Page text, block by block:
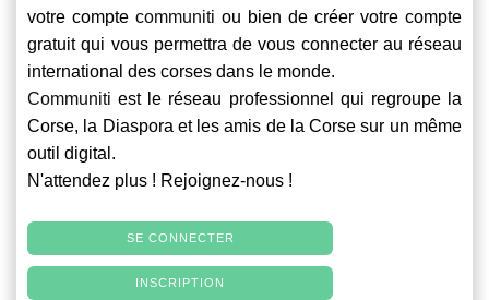
votre compte communiti ou bien de créer votre compte
gratuit qui vous permettra de vous connecter au réseau
international des corses dans le monde.
Communiti est le réseau professionnel qui regroupe la
Corse, la Diaspora et les amis de la Corse sur un même
outil digital.
N'attendez plus ! Rejoignez-nous !
SE CONNECTER
INSCRIPTION